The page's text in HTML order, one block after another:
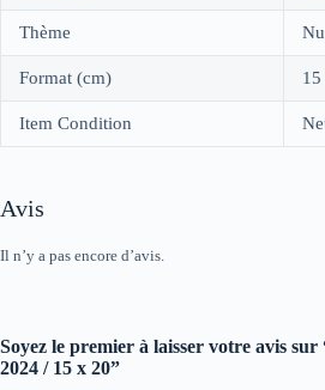
Thème
Format (cm)
Item Condition
Avis
Il n’y a pas encore d’avis.
Soyez le premier à laisser votre avis
2024 / 15 x 20”